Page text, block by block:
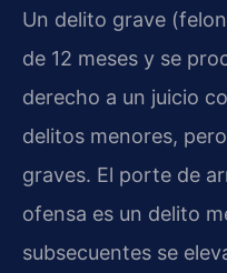
Un delito grave
de 12 meses y se
derecho a un juicio
delitos menores,
graves. El porte de
ofensa es un delito
subsecuentes se